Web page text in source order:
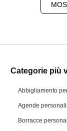
Categorie più
Abbigliamento
Agende
Borracce